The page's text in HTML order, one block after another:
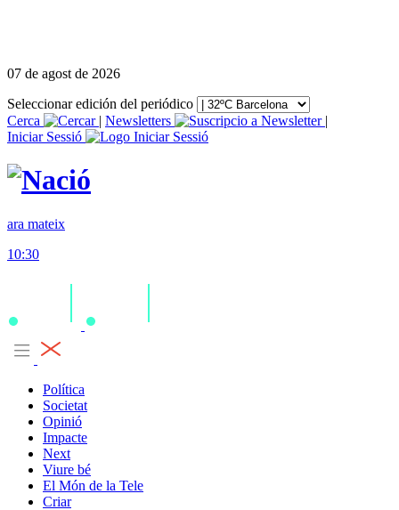
07 de agost de 2026
Seleccionar edición del periódico
Cerca
| Newsletters
|
Iniciar Sessió
ara mateix
10:30
Política
Societat
Opinió
Impacte
Next
Viure bé
El Món de la Tele
Criar